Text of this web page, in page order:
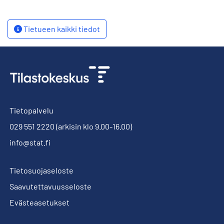
Tietueen kaikki tiedot
Tietopalvelu
029 551 2220 (arkisin klo 9.00-16.00)
info@stat.fi
Tietosuojaseloste
Saavutettavuusseloste
Evästeasetukset